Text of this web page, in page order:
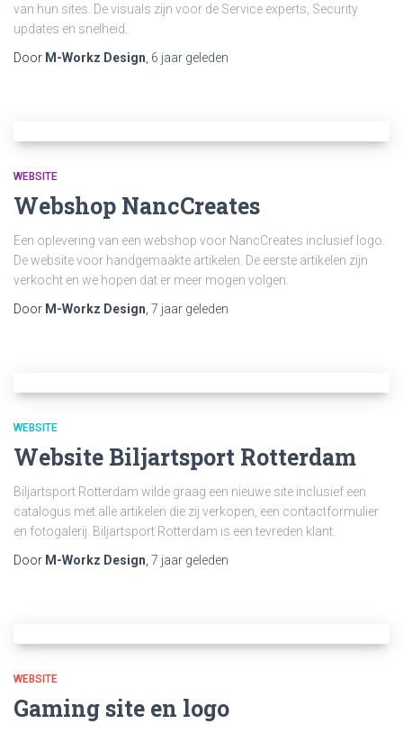
van hun sites. De visuals zijn voor de Service experts, Security
updates en snelheid.
Door M-Workz Design 6 jaar geleden
WEBSITE
Webshop NancCreates
Een oplevering van een webshop voor NancCreates inclusief logo.
De website voor handgemaakte artikelen. De eerste artikelen zijn
verkocht en we hopen dat er meer mogen volgen.
Door M-Workz Design 7 jaar geleden
WEBSITE
Website Biljartsport Rotterdam
Biljartsport Rotterdam wilde graag een nieuwe site inclusief een
catalogus met alle artikelen die zij verkopen, een contactformulier
en fotogalerij. Biljartsport Rotterdam is een tevreden klant.
Door M-Workz Design 7 jaar geleden
WEBSITE
Gaming site en logo